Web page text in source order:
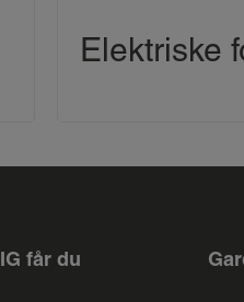
Elektriske
får du